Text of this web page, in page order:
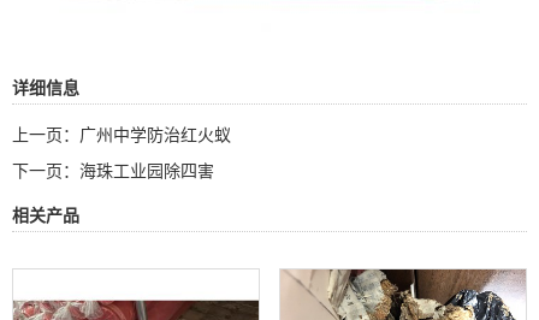
详细信息
上一页： 广州中学防治红火蚁
下一页： 海珠工业园除四害
相关产品